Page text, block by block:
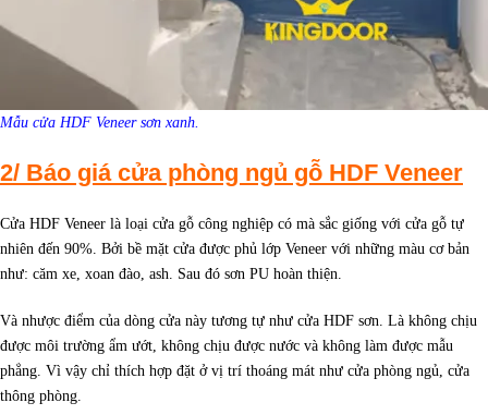
Mẫu cửa HDF Veneer sơn xanh.
2/ Báo giá cửa phòng ngủ gỗ HDF Veneer
Cửa HDF Veneer là loại cửa gỗ công nghiệp có mà sắc giống với cửa gỗ tự
nhiên đến 90%. Bởi bề mặt cửa được phủ lớp Veneer với những màu cơ bản
như: căm xe, xoan đào, ash. Sau đó sơn PU hoàn thiện.
Và nhược điểm của dòng cửa này tương tự như cửa HDF sơn. Là không chịu
được môi trường ẩm ướt, không chịu được nước và không làm được mẫu
phẳng. Vì vậy chỉ thích hợp đặt ở vị trí thoáng mát như cửa phòng ngủ, cửa
thông phòng.